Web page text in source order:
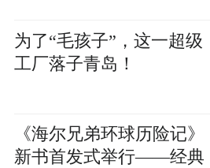
为了“毛孩子”，这一超级
工厂落子青岛！
《海尔兄弟环球历险记》
新书首发式举行——经典